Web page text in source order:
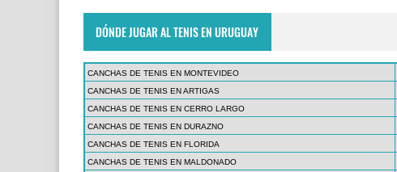
DÓNDE JUGAR AL TENIS EN URUGUAY
CANCHAS DE TENIS EN MONTEVIDEO
CANCHAS DE TENIS EN ARTIGAS
CANCHAS DE TENIS EN CERRO LARGO
CANCHAS DE TENIS EN DURAZNO
CANCHAS DE TENIS EN FLORIDA
CANCHAS DE TENIS EN MALDONADO